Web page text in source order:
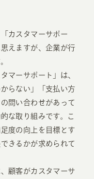
カスタマーサポー
えますが、企業が行
マーサポート」は、
らない」「支払い方
問い合わせがあって
な取り組みです。こ
度の向上を目標とす
きるかが求められて
顧客がカスタマーサ